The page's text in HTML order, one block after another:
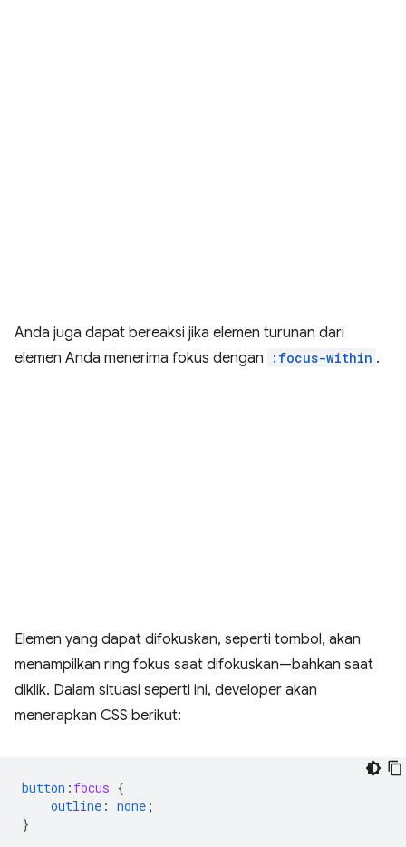
Anda juga dapat bereaksi jika elemen turunan dari
elemen Anda menerima fokus dengan
:focus-within .
Elemen yang dapat difokuskan, seperti tombol, akan
menampilkan ring fokus saat difokuskan—bahkan saat
diklik. Dalam situasi seperti ini, developer akan
menerapkan CSS berikut:
button : focus {
outline : none ;
}